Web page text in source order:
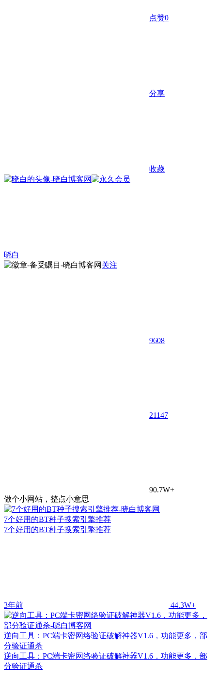
点赞0
分享
收藏
晓白
关注
9608
21147
90.7W+
做个小网站，整点小意思
7个好用的BT种子搜索引擎推荐
7个好用的BT种子搜索引擎推荐
3年前 44.3W+
逆向工具：PC端卡密网络验证破解神器V1.6，功能更多，部
分验证通杀
逆向工具：PC端卡密网络验证破解神器V1.6，功能更多，部
分验证通杀